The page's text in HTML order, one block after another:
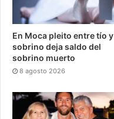
En Moca pleito entre tío y
sobrino deja saldo del
sobrino muerto
8 agosto 2026